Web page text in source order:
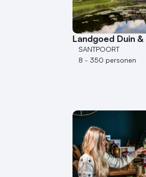
Landgoed Duin
SANTPOORT
8 - 350 personen